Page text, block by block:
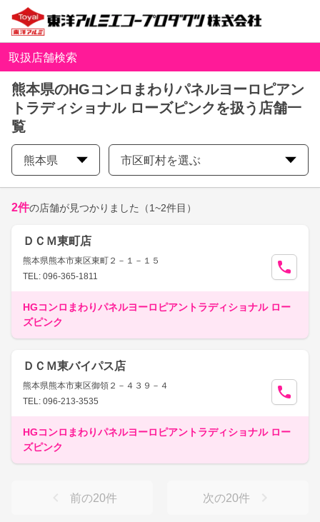
取扱店舗検索
熊本県のHGコンロまわりパネルヨーロピアン
トラディショナル ローズピンクを扱う店舗一
覧
熊本県 市区町村を選ぶ
2件の店舗が見つかりました （1~2件目）
ＤＣＭ東町店
熊本県熊本市東区東町２－１－１５
TEL: 096-365-1811
HGコンロまわりパネルヨーロピアントラディショナル ロー
ズピンク
ＤＣＭ東バイパス店
熊本県熊本市東区御領２－４３９－４
TEL: 096-213-3535
HGコンロまわりパネルヨーロピアントラディショナル ロー
ズピンク
前の20件 次の20件